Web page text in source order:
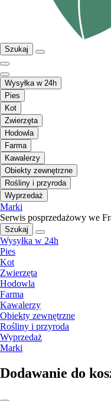
Szukaj
Wysyłka w 24h
Pies
Kot
Zwierzęta
Hodowla
Farma
Kawalerzy
Obiekty zewnętrzne
Rośliny i przyroda
Wyprzedaż
Marki
Serwis posprzedażowy we
Szukaj
Wysyłka w 24h
Pies
Kot
Zwierzęta
Hodowla
Farma
Kawalerzy
Obiekty zewnętrzne
Rośliny i przyroda
Wyprzedaż
Marki
Dodawanie do